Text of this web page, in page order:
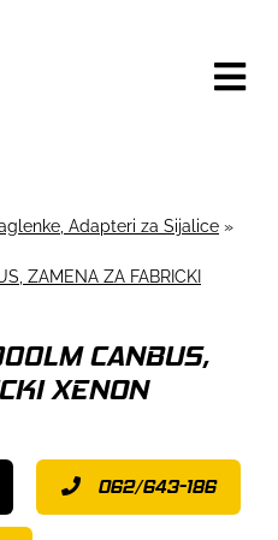
Adapteri za Sijalice »
ZAMENA ZA FABRICKI
CANBUS,
XENON
062/643-186